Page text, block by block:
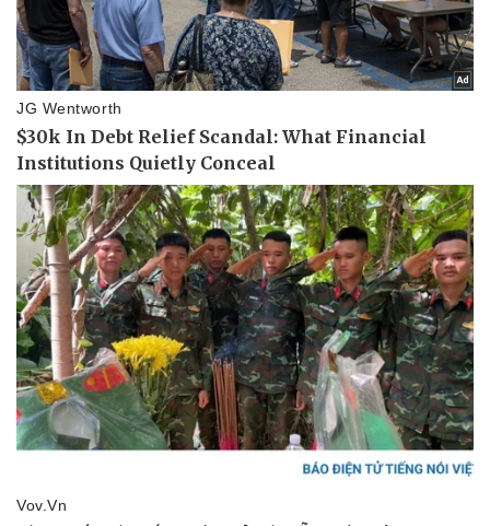
Thể thao
Bóng đá
eSports
Ô tô - Xe máy
Ô tô
Xe máy